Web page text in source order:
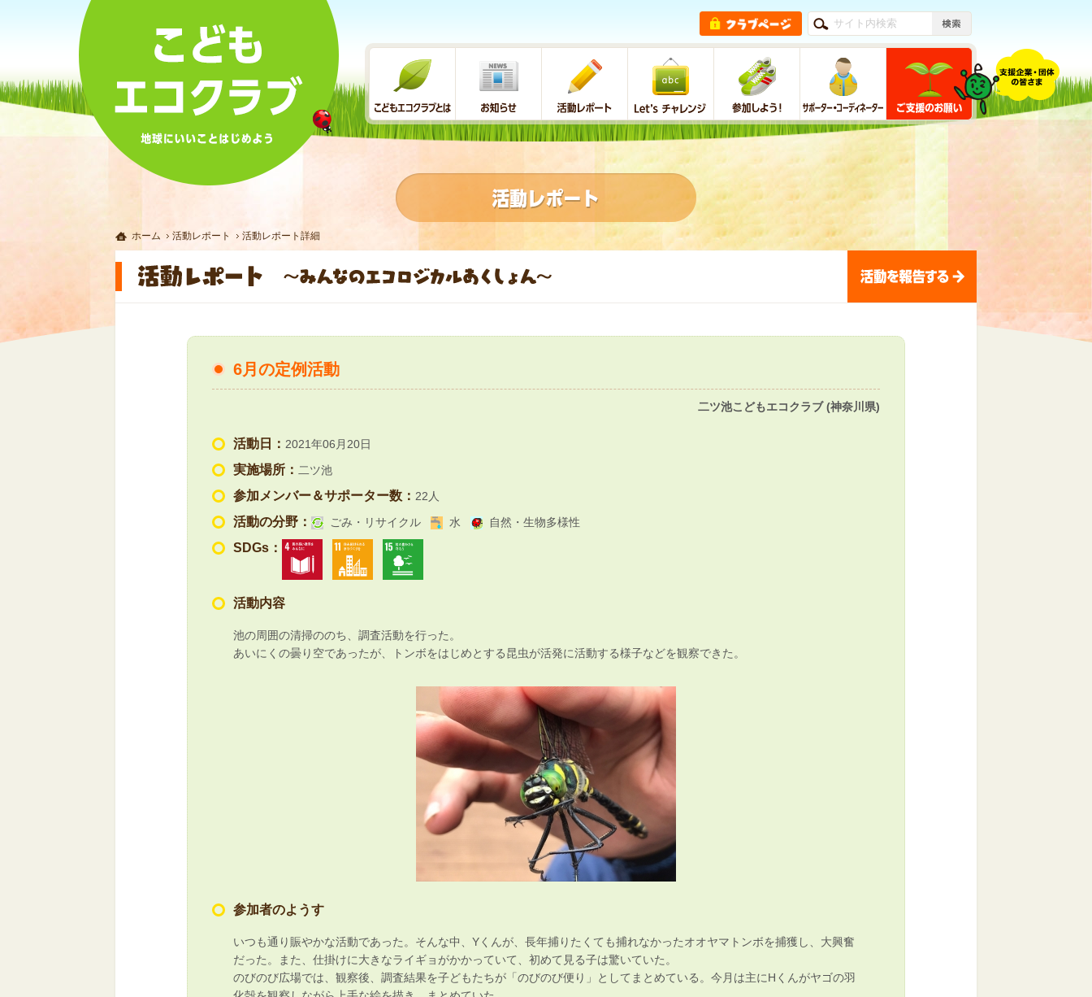
ホーム 活動レポート 活動レポート詳細
6月の定例活動
二ツ池こどもエコクラブ (神奈川県)
活動日： 2021年06月20日
実施場所： 二ツ池
参加メンバー＆サポーター数： 22人
活動の分野： ごみ・リサイクル 水 自然・生物多様性
SDGs：
活動内容
池の周囲の清掃ののち、調査活動を行った。
あいにくの曇り空であったが、トンボをはじめとする昆虫が活発に活動する様子などを観察できた。
参加者のようす
いつも通り賑やかな活動であった。そんな中、Yくんが、長年捕りたくても捕れなかったオオヤマトンボを捕獲し、大興奮
だった。また、仕掛けに大きなライギョがかかっていて、初めて見る子は驚いていた。
のびのび広場では、観察後、調査結果を子どもたちが「のびのび便り」としてまとめている。今月は主にHくんがヤゴの羽